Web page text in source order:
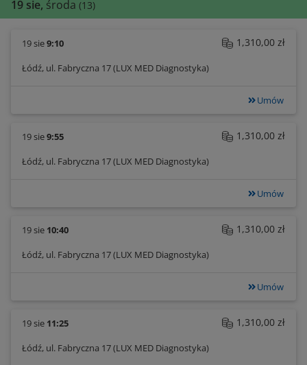
19 sie, środa (13)
19 sie9:10
Łódź, ul. Fabryczna 17 (LUX MED Diagnostyka)
1,310,00 zł
Umów
19 sie9:55
Łódź, ul. Fabryczna 17 (LUX MED Diagnostyka)
1,310,00 zł
Umów
19 sie 10:40
Łódź, ul. Fabryczna 17 (LUX MED Diagnostyka)
1,310,00 zł
Umów
19 sie 11:25
Łódź, ul. Fabryczna 17 (LUX MED Diagnostyka)
1,310,00 zł